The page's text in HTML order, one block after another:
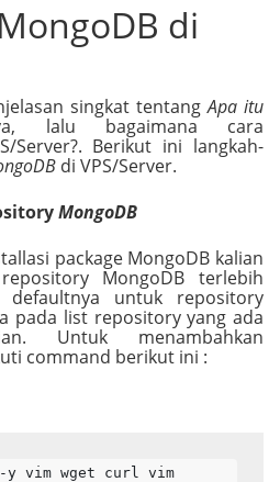
di
singkat tentangApa itu
lalu bagaimana cara
Server?. Berikut ini langkah-
di VPS/Server.
MongoDB
package MongoDB kalian
MongoDB terlebih
untuk repository
pada list repository yang ada
Untuk menambahkan
command berikut ini :
vim wget curl vim